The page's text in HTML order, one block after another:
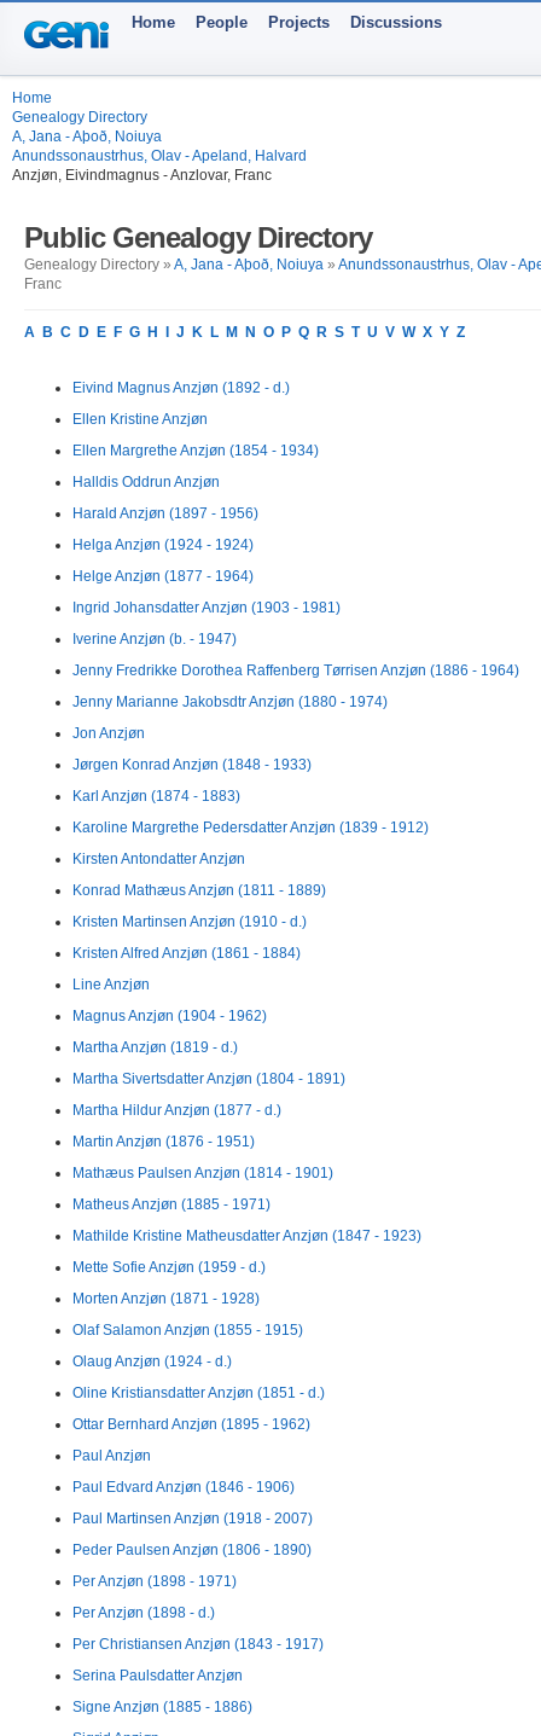
Home People Projects Discussions
Home
Genealogy Directory
A, Jana - Aþoð, Noiuya
Anundssonaustrhus, Olav - Apeland, Halvard
Anzjøn, Eivindmagnus - Anzlovar, Franc
Public Genealogy Directory
Genealogy Directory » A, Jana - Aþoð, Noiuya » Anundssonaustrhus, Olav -
Franc
A B C D E F G H J K L M N O P Q R S T U V W X Y Z
Eivind Magnus Anzjøn (1892 - d.)
Ellen Kristine Anzjøn
Ellen Margrethe Anzjøn (1854 - 1934)
Halldis Oddrun Anzjøn
Harald Anzjøn (1897 - 1956)
Helga Anzjøn (1924 - 1924)
Helge Anzjøn (1877 - 1964)
Ingrid Johansdatter Anzjøn (1903 - 1981)
Iverine Anzjøn (b. - 1947)
Jenny Fredrikke Dorothea Raffenberg Tørrisen Anzjøn (1886 - 1964)
Jenny Marianne Jakobsdtr Anzjøn (1880 - 1974)
Jon Anzjøn
Jørgen Konrad Anzjøn (1848 - 1933)
Karl Anzjøn (1874 - 1883)
Karoline Margrethe Pedersdatter Anzjøn (1839 - 1912)
Kirsten Antondatter Anzjøn
Konrad Mathæus Anzjøn (1811 - 1889)
Kristen Martinsen Anzjøn (1910 - d.)
Kristen Alfred Anzjøn (1861 - 1884)
Line Anzjøn
Magnus Anzjøn (1904 - 1962)
Martha Anzjøn (1819 - d.)
Martha Sivertsdatter Anzjøn (1804 - 1891)
Martha Hildur Anzjøn (1877 - d.)
Martin Anzjøn (1876 - 1951)
Mathæus Paulsen Anzjøn (1814 - 1901)
Matheus Anzjøn (1885 - 1971)
Mathilde Kristine Matheusdatter Anzjøn (1847 - 1923)
Mette Sofie Anzjøn (1959 - d.)
Morten Anzjøn (1871 - 1928)
Olaf Salamon Anzjøn (1855 - 1915)
Olaug Anzjøn (1924 - d.)
Oline Kristiansdatter Anzjøn (1851 - d.)
Ottar Bernhard Anzjøn (1895 - 1962)
Paul Anzjøn
Paul Edvard Anzjøn (1846 - 1906)
Paul Martinsen Anzjøn (1918 - 2007)
Peder Paulsen Anzjøn (1806 - 1890)
Per Anzjøn (1898 - 1971)
Per Anzjøn (1898 - d.)
Per Christiansen Anzjøn (1843 - 1917)
Serina Paulsdatter Anzjøn
Signe Anzjøn (1885 - 1886)